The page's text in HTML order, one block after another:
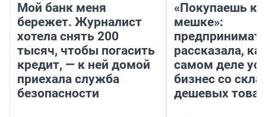
Мой банк меня
бережет. Журналист
хотела снять 200
тысяч, чтобы погасить
кредит, — к ней домой
приехала служба
безопасности
«Покупаешь
мешке»:
рассказала,
самом деле
бизнес со
дешевых